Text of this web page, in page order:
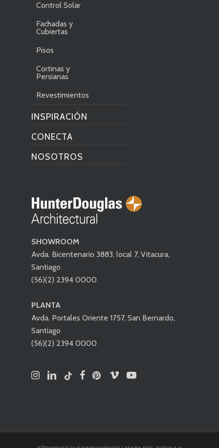
SHOWROOM
Avda. Bicentenario 3883, local 7, Vitacura,
Santiago
(56)(2) 2394 0000
PLANTA
Avda. Portales Oriente 1757, San Bernardo,
Santiago
(56)(2) 2394 0000
Control Solar
Fachadas y
Cubiertas
Pisos
Cortinas y
Persianas
Revestimientos
INSPIRACIÓN
CONECTA
NOSOTROS